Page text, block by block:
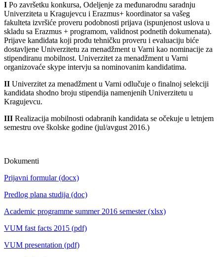
I Po završetku konkursa, Odeljenje za međunarodnu saradnju
Univerziteta u Kragujevcu i Erazmus+ koordinator sa vašeg
fakulteta izvršiće proveru podobnosti prijava (ispunjenost uslova u
skladu sa Erazmus + programom, validnost podnetih dokumenata).
Prijave kandidata koji prođu tehničku proveru i evaluaciju biće
dostavljene Univerzitetu za menadžment u Varni kao nominacije za
stipendiranu mobilnost. Univerzitet za menadžment u Varni
organizovaće skype intervju sa nominovanim kandidatima.
II Univerzitet za menadžment u Varni odlučuje o finalnoj selekciji
kandidata shodno broju stipendija namenjenih Univerzitetu u
Kragujevcu.
III Realizacija mobilnosti odabranih kandidata se očekuje u letnjem
semestru ove školske godine (jul/avgust 2016.)
Dokumenti
Prijavni formular(docx)
Predlog plana studija (doc)
Academic programme summer 2016 semester(xlsx)
VUM fast facts 2015 (pdf)
VUM presentation (pdf)